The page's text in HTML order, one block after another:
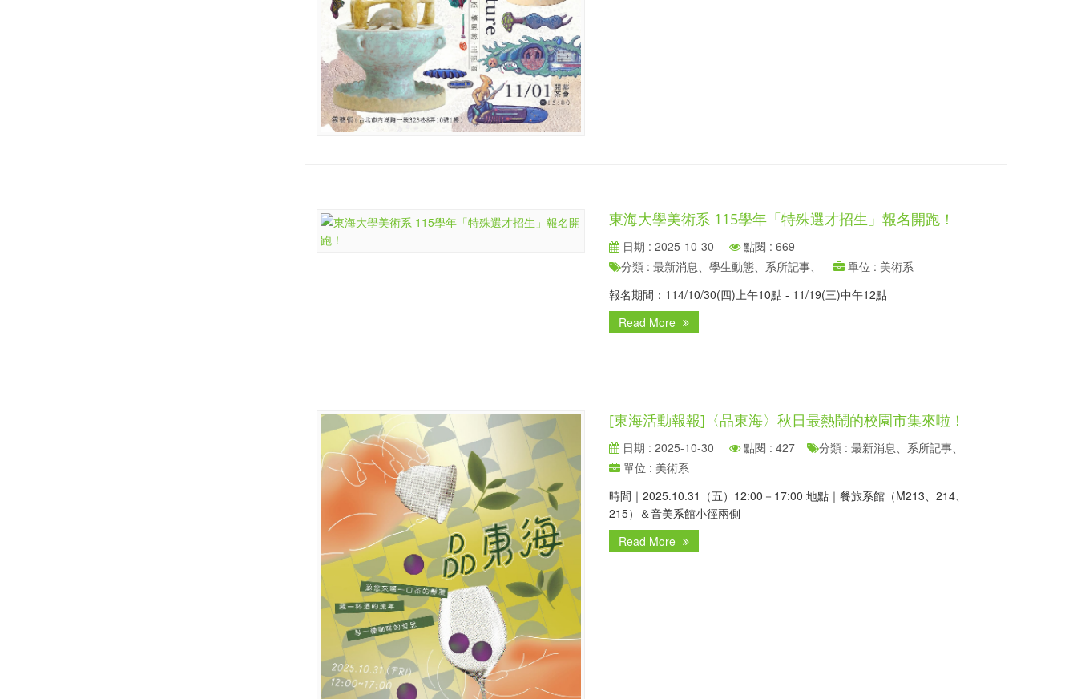
東海大學美術系 115學年「特殊選才招生」報名開跑！
日期 : 2025-10-30
點閱 : 669
分類 : 最新消息、學生動態、系所記事、
單位 : 美術系
報名期間：114/10/30(四)上午10點 - 11/19(三)中午12點
Read More
[東海活動報報]〈品東海〉秋日最熱鬧的校園市集來啦！
日期 : 2025-10-30 點閱 : 427
分類 : 最新消息、系所記事、
單位 : 美術系
時間｜2025.10.31（五）12:00－17:00 地點｜餐旅系館（M213、214、
215）＆音美系館小徑兩側
Read More